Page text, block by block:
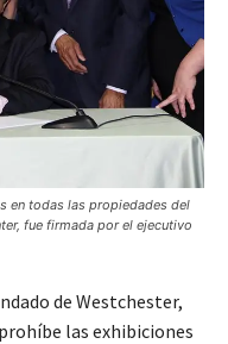
en todas las propiedades del
fue firmada por el ejecutivo
de Westchester,
las exhibiciones